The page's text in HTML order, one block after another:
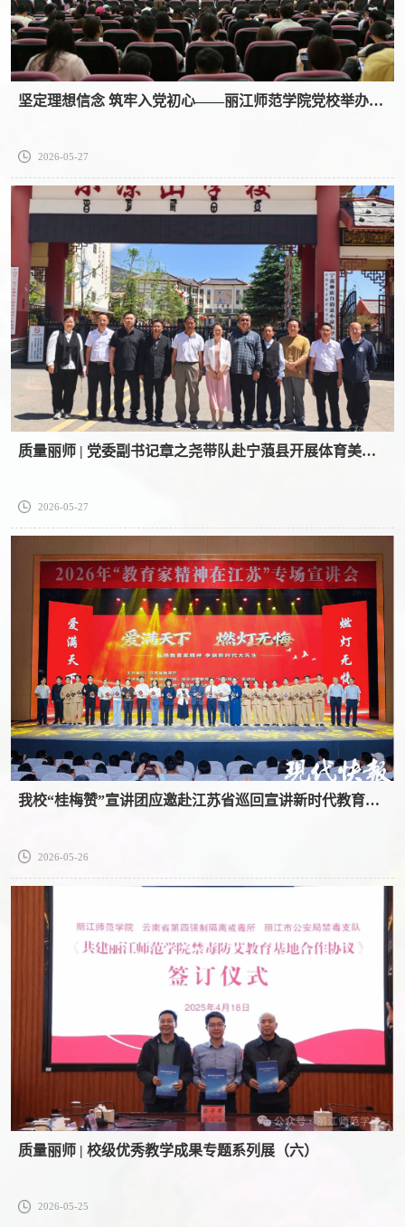
坚定理想信念 筑牢入党初心——丽江师范学院党校举办第31期入党积极分子培训班
2026-05-27
质量丽师 | 党委副书记章之尧带队赴宁蒗县开展体育美育浸润行动计划中期调研
2026-05-27
我校“桂梅赞”宣讲团应邀赴江苏省巡回宣讲新时代教育家精神
2026-05-26
质量丽师 | 校级优秀教学成果专题系列展（六）
2026-05-25